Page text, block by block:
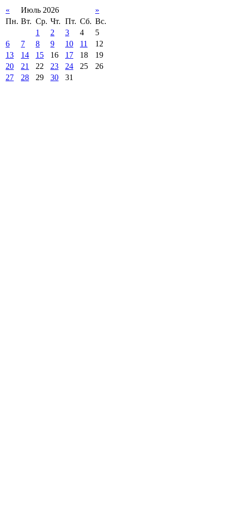
« Июль 2026
»
Пн. Вт. Ср. Чт. Пт. Сб. Вс.
1
2 3 4
5
6
7 8 9 10 11
12
13
14 15 16 17 18
19
20
21 22 23 24 25
26
27
28 29 30 31